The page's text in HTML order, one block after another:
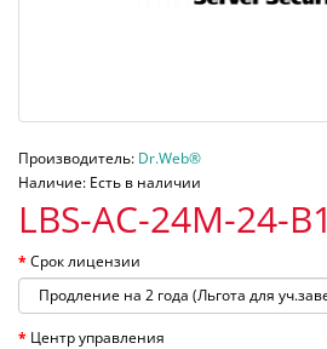
Производитель: Dr.Web®
Наличие: Есть в наличии
LBS-AC-24M-24-B1
Срок лицензии
Центр управления